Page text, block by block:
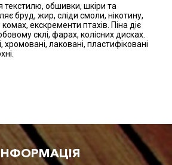
текстилю, обшивки, шкіри та
бруд, жир, сліди смоли, нікотину,
комах, екскременти птахів. Піна діє
склі, фарах, колісних дисках.
хромовані, лаковані, пластифіковані